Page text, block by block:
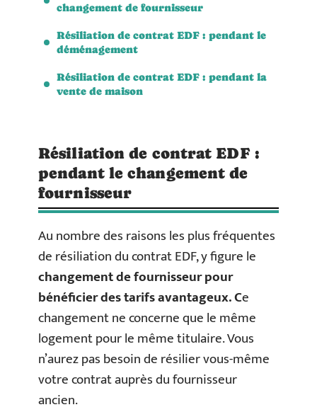
changement de fournisseur
Résiliation de contrat EDF : pendant le
déménagement
Résiliation de contrat EDF : pendant la
vente de maison
Résiliation de contrat EDF :
pendant le changement de
fournisseur
Au nombre des raisons les plus fréquentes
de résiliation du contrat EDF, y figure le
changement de fournisseur pour
bénéficier des tarifs avantageux. Ce
changement ne concerne que le même
logement pour le même titulaire. Vous
n’aurez pas besoin de résilier vous-même
votre contrat auprès du fournisseur
ancien.